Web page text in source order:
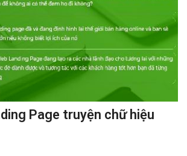
Page truyện chữ hiệu